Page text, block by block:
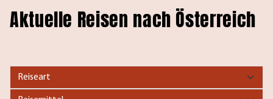
Aktuelle Reisen nach Österreich